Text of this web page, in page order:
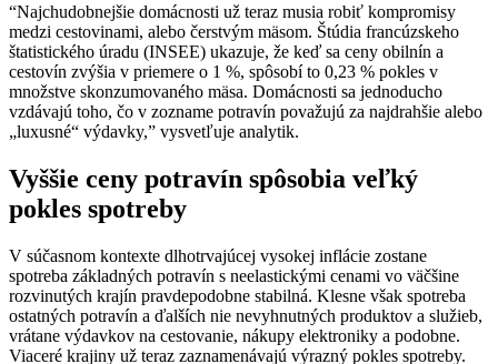
“Najchudobnejšie domácnosti už teraz musia robiť kompromisy
medzi cestovinami, alebo čerstvým mäsom. Štúdia francúzskeho
štatistického úradu (INSEE) ukazuje, že keď sa ceny obilnín a
cestovín zvýšia v priemere o 1 %, spôsobí to 0,23 % pokles v
množstve skonzumovaného mäsa. Domácnosti sa jednoducho
vzdávajú toho, čo v zozname potravín považujú za najdrahšie alebo
„luxusné“ výdavky,” vysvetľuje analytik.
Vyššie ceny potravín spôsobia veľký
pokles spotreby
V súčasnom kontexte dlhotrvajúcej vysokej inflácie zostane
spotreba základných potravín s neelastickými cenami vo väčšine
rozvinutých krajín pravdepodobne stabilná. Klesne však spotreba
ostatných potravín a ďalších nie nevyhnutných produktov a služieb,
vrátane výdavkov na cestovanie, nákupy elektroniky a podobne.
Viaceré krajiny už teraz zaznamenávajú výrazný pokles spotreby.